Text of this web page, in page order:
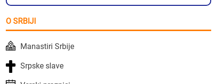
O SRBIJI
Manastiri Srbije
Srpske slave